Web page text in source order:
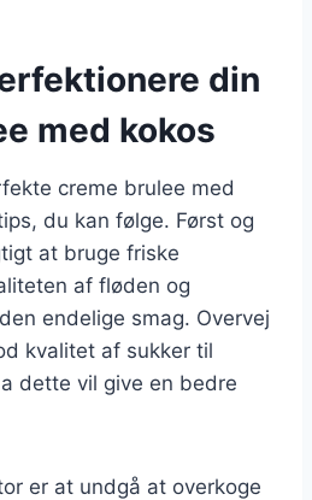
din
med kokos
creme brulee med
du kan følge. Først og
at bruge friske
af fløden og
endelige smag. Overvej
kvalitet af sukker til
dette vil give en bedre
er at undgå at overkoge